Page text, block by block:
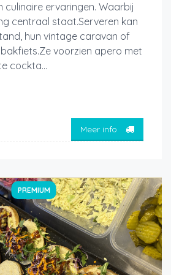
ervaringen. Waarbij
centraal staat.Serveren kan
hun vintage caravan of
voorzien apero met
cockta...
Meer info
PREMIUM